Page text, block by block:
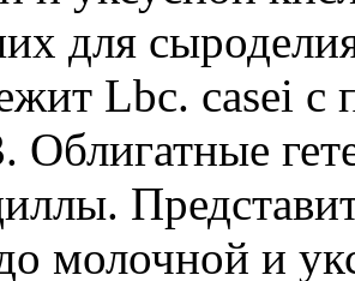
для
Lbc. casei с
Облигатные
молочной и